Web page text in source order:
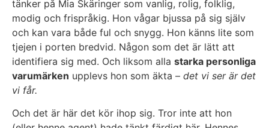
tänker på Mia Skäringer som vanlig, rolig, folklig,
modig och frispråkig. Hon vågar bjussa på sig själv
och kan vara både ful och snygg. Hon känns lite som
tjejen i porten bredvid. Någon som det är lätt att
identifiera sig med. Och liksom alla starka personliga
varumärken upplevs hon som äkta – det vi ser är det
vi får.
Och det är här det kör ihop sig. Tror inte att hon